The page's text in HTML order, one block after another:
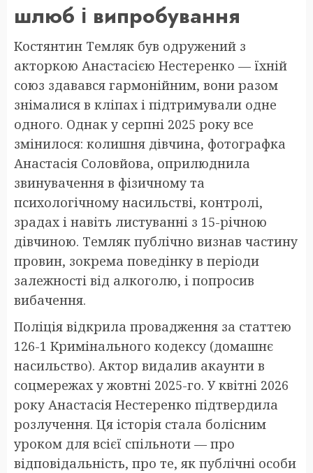
шлюб і випробування
Костянтин Темляк був одружений з
акторкою Анастасією Нестеренко — їхній
союз здавався гармонійним, вони разом
знімалися в кліпах і підтримували одне
одного. Однак у серпні 2025 року все
змінилося: колишня дівчина, фотографка
Анастасія Соловйова, оприлюднила
звинувачення в фізичному та
психологічному насильстві, контролі,
зрадах і навіть листуванні з 15-річною
дівчиною. Темляк публічно визнав частину
провин, зокрема поведінку в періоди
залежності від алкоголю, і попросив
вибачення.
Поліція відкрила провадження за статтею
126-1 Кримінального кодексу (домашнє
насильство). Актор видалив акаунти в
соцмережах у жовтні 2025-го. У квітні 2026
року Анастасія Нестеренко підтвердила
розлучення. Ця історія стала болісним
уроком для всієї спільноти — про
відповідальність, про те, як публічні особи